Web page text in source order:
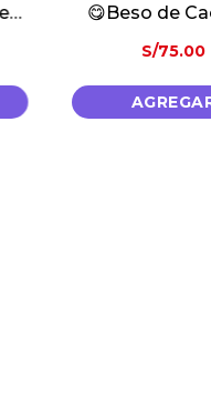
😋Beso de Cacao🍫
AGREGAR